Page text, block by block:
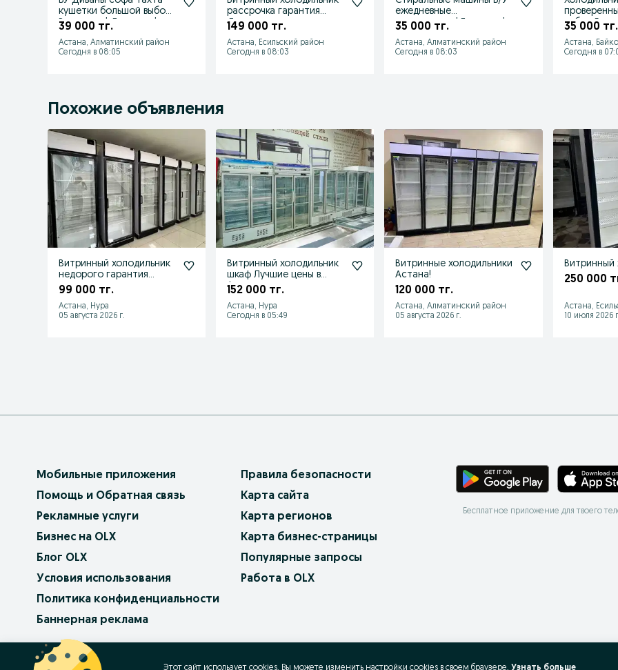
кушетки большой выбор!
Рассрочка! Доставка!
39 000 тг.
Астана, Алматинский район
Сегодня в 08:05
рассрочка гарантия
Доставка
149 000 тг.
Астана, Есильский район
Сегодня в 08:03
ежедневные
поступления! Гарантия!
35 000 тг.
Астана, Алматинский район
Сегодня в 08:03
выбор
35 000 тг.
Астана,
Сегодня в
Похожие объявления
Витринный холодильник
недорого гарантия
доставка рассрочка
99 000 тг.
Астана, Нура
05 августа 2026 г.
Витринный холодильник
шкаф Лучшие цены в
Астане
152 000 тг.
Астана, Нура
Сегодня в 05:49
Витринные холодильники
Астана!
120 000 тг.
Астана, Алматинский район
05 августа 2026 г.
Витринный
250 000
Астана,
10 июля 2026
Мобильные приложения
Помощь и Обратная связь
Рекламные услуги
Бизнес на OLX
Блог OLX
Условия использования
Политика конфиденциальности
Баннерная реклама
Правила безопасности
Карта сайта
Карта регионов
Карта бизнес-страницы
Популярные запросы
Работа в OLX
Бесплатное приложение для твоего
OLX.bg
Этот сайт использует cookies. Вы можете изменить настройки cookies в своeм браузере. Узнать больше